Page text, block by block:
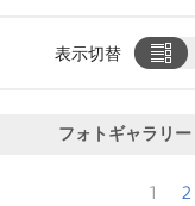
表示切替
フォトギャラリー
1 2